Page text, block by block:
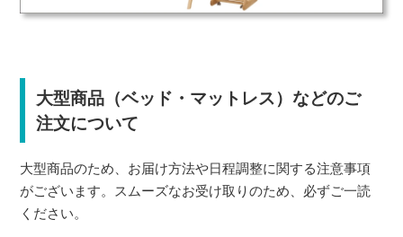
大型商品（ベッド・マットレス）などのご
注文について
大型商品のため、お届け方法や日程調整に関する注意事項
がございます。スムーズなお受け取りのため、必ずご一読
ください。